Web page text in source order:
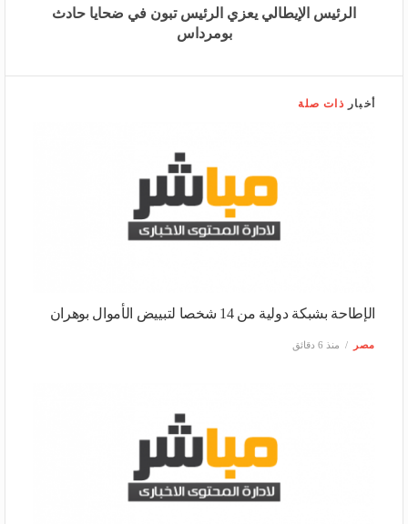
الرئيس الإيطالي يعزي الرئيس تبون في ضحايا حادث
بومرداس
أخبار ذات صلة
الإطاحة بشبكة دولية من 14 شخصا لتبييض الأموال بوهران
مصر منذ 6 دقائق